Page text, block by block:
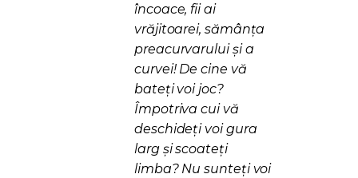
încoace, fii ai
vrăjitoarei, sămânţa
preacurvarului şi a
curvei! De cine vă
bateţi voi joc?
Împotriva cui vă
deschideţi voi gura
larg şi scoateţi
limba? Nu sunteţi voi